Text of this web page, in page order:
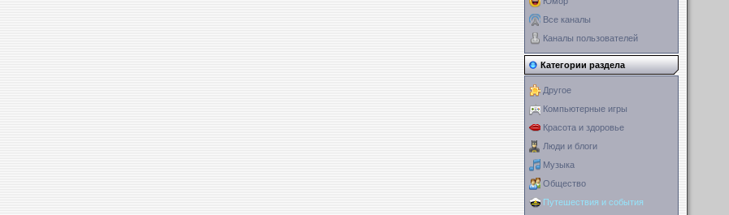
Все каналы
Каналы пользователей
Категории раздела
Другое
Компьютерные игры
Красота и здоровье
Люди и блоги
Музыка
Общество
Путешествия и события